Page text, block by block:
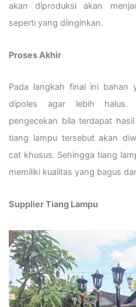
akan diproduksi akan
seperti yang diinginkan.
Proses Akhir
Pada langkah final ini bahan
dipoles agar lebih halus.
pengecekan bila terdapat
tiang lampu tersebut akan
cat khusus. Sehingga tiang
memiliki kualitas yang bagus
Supplier Tiang Lampu